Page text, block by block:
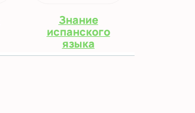
Знание
испанского
языка